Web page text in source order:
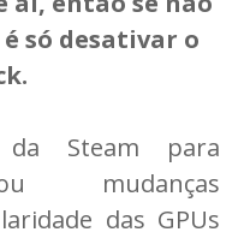
só desativar o
Steam para
mudanças
das GPUs